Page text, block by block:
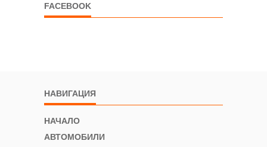
FACEBOOK
НАВИГАЦИЯ
НАЧАЛО
АВТОМОБИЛИ